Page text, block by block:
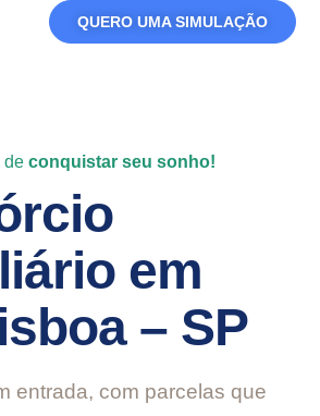
QUERO UMA SIMULAÇÃO
de conquistar seu sonho!
em
– SP
entrada, com parcelas que